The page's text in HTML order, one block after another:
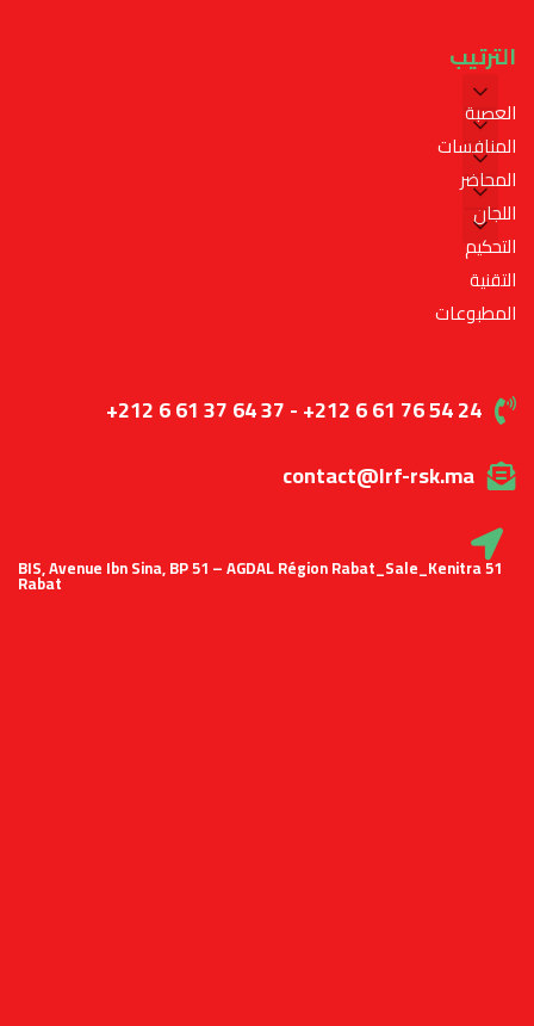
الترتيب
العصبة
المنافسات
المحاضر
اللجان
التحكيم
التقنية
المطبوعات
+212 6 61 37 64 37 - +212 6 61 76 54 24
contact@lrf-rsk.ma
51 BIS, Avenue Ibn Sina, BP 51 – AGDAL Région Rabat_Sale_Kenitra
Rabat